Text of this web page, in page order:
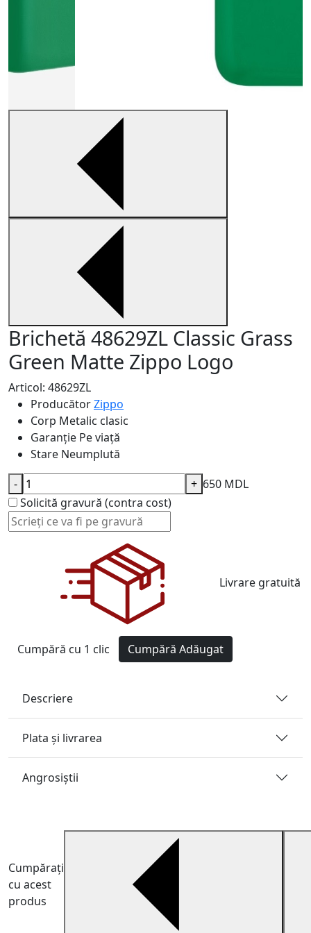
Brichetă 48629ZL Classic Grass
Green Matte Zippo Logo
Articol: 48629ZL
ProducătorZippo
Corp Metalic clasic
Garanție Pe viață
Stare Neumplută
650 MDL
Solicită gravură (contra cost)
- +
Livrare gratuită
Cumpără cu 1 clic Cumpără Adăugat
Descriere
Plata și livrarea
Angrosiştii
Cumpărați
cu acest
produs